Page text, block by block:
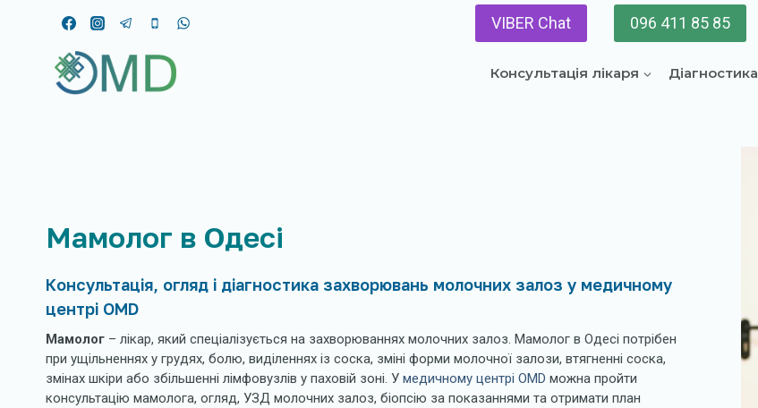
VIBER Chat 096 411 85 85
Консультація лікаря Діагностика
Мамолог в Одесі
Консультація, огляд і діагностика захворювань молочних залоз у медичному
центрі OMD
Мамолог – лікар, який спеціалізується на захворюваннях молочних залоз. Мамолог в Одесі потрібен
при ущільненнях у грудях, болю, виділеннях із соска, зміні форми молочної залози, втягненні соска,
змінах шкіри або збільшенні лімфовузлів у паховій зоні. У медичному центрі OMD можна пройти
консультацію мамолога, огляд, УЗД молочних залоз, біопсію за показаннями та отримати план